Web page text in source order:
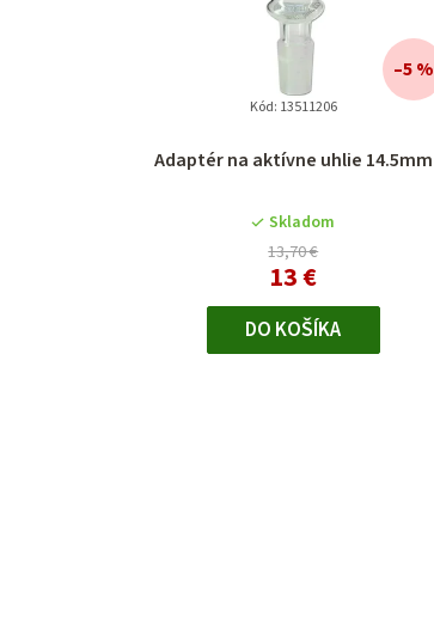
Adaptér na aktívne uhlie 14.5mm
Skladom
13,70 €
13 €
–5 %
DO KOŠÍKA
Kód: 13511206